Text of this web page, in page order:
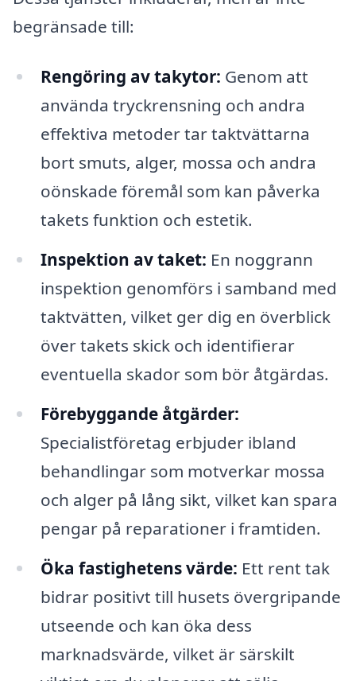
begränsade till:
Rengöring av takytor: Genom att
använda tryckrensning och andra
effektiva metoder tar taktvättarna
bort smuts, alger, mossa och andra
oönskade föremål som kan påverka
takets funktion och estetik.
Inspektion av taket: En noggrann
inspektion genomförs i samband med
taktvätten, vilket ger dig en överblick
över takets skick och identifierar
eventuella skador som bör åtgärdas.
Förebyggande åtgärder:
Specialistföretag erbjuder ibland
behandlingar som motverkar mossa
och alger på lång sikt, vilket kan spara
pengar på reparationer i framtiden.
Öka fastighetens värde: Ett rent tak
bidrar positivt till husets övergripande
utseende och kan öka dess
marknadsvärde, vilket är särskilt